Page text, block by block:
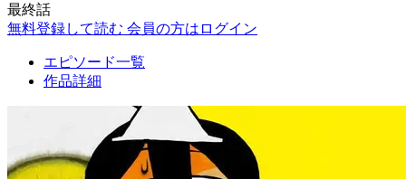
最終話
無料登録して読む 会員の方はログイン
エピソード一覧
作品詳細